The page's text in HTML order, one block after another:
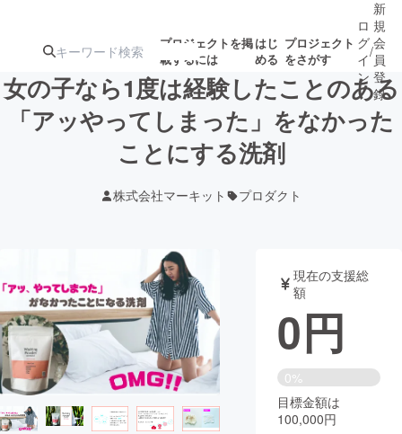
プロジェクトを掲
載するには
はじ
める
プロジェクト
をさがす
注目の新着プロ募集終了が近いプ
テクノロジー・ガジェット
映像・映画 書籍・雑誌
ビジネス・起業 チャレンジ
ロ
グ
イ
ン
/
新
規
会
員
登
録
女の子なら1度は経験したことのある
「アッやってしまった」をなかった
ことにする洗剤
株式会社マーキット プロダクト
現在の支援総
額
0円
0%
目標金額は
100,000円